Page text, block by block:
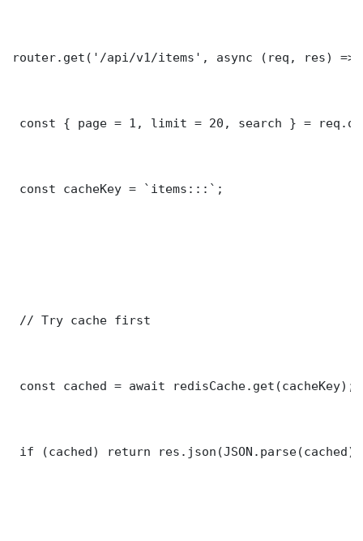
router.get('/api/v1/items', async (req, res) =>
const { page = 1, limit = 20, search } =
const cacheKey = `items:::`;
// Try cache first
const cached = await redisCache.get(cacheKey);
if (cached) return